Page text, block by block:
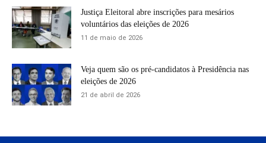
Justiça Eleitoral abre inscrições para mesários
voluntários das eleições de 2026
11 de maio de 2026
Veja quem são os pré-candidatos à Presidência nas
eleições de 2026
21 de abril de 2026